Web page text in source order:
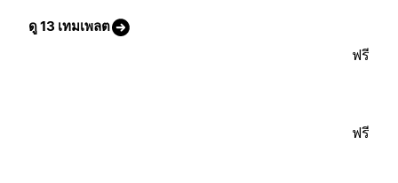
ดู 13 เทมเพลต
ฟรี
ฟรี